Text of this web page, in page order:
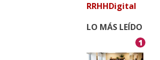
RRHHDigital
LO MÁS LEÍDO
1